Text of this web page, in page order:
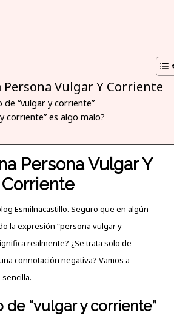
Persona Vulgar Y Corriente
de “vulgar y corriente”
corriente” es algo malo?
Persona Vulgar Y
Corriente
Esmilnacastillo. Seguro que en algún
la expresión “persona vulgar y
realmente? ¿Se trata solo de
connotación negativa? Vamos a
de “vulgar y corriente”